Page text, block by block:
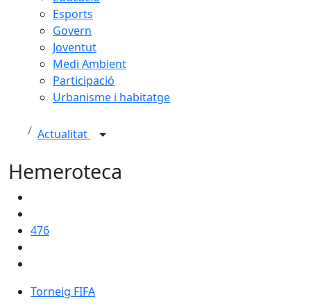
Esports
Govern
Joventut
Medi Ambient
Participació
Urbanisme i habitatge
Actualitat
Hemeroteca
476
Torneig FIFA
Torneig FIFA